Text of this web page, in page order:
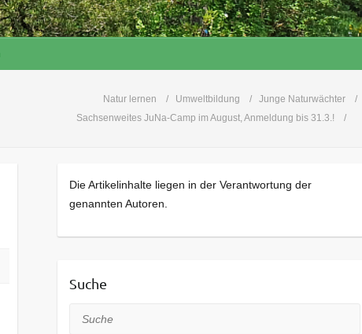
Natur lernen Umweltbildung
Junge Naturwächter
Sachsenweites JuNa-Camp im August, Anmeldung bis 31.3.!
Die Artikelinhalte liegen in der Verantwortung der
genannten Autoren.
Suche
Suche